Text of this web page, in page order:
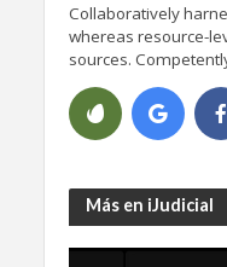
Collaboratively
whereas resource-
sources.
Más en iJudicial